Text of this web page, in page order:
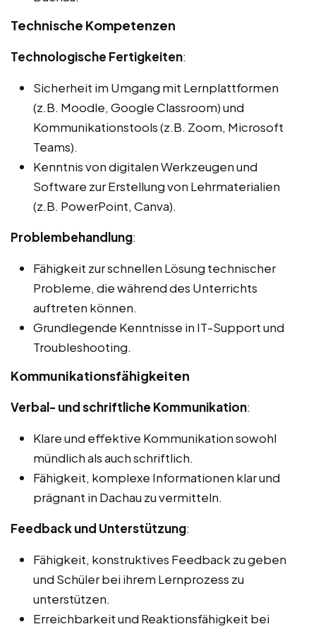
Technische Kompetenzen
Technologische Fertigkeiten:
Sicherheit im Umgang mit Lernplattformen
(z.B. Moodle, Google Classroom) und
Kommunikationstools (z.B. Zoom, Microsoft
Teams).
Kenntnis von digitalen Werkzeugen und
Software zur Erstellung von Lehrmaterialien
(z.B. PowerPoint, Canva).
Problembehandlung:
Fähigkeit zur schnellen Lösung technischer
Probleme, die während des Unterrichts
auftreten können.
Grundlegende Kenntnisse in IT-Support und
Troubleshooting.
Kommunikationsfähigkeiten
Verbal- und schriftliche Kommunikation:
Klare und effektive Kommunikation sowohl
mündlich als auch schriftlich.
Fähigkeit, komplexe Informationen klar und
prägnant in Dachau zu vermitteln.
Feedback und Unterstützung:
Fähigkeit, konstruktives Feedback zu geben
und Schüler bei ihrem Lernprozess zu
unterstützen.
Erreichbarkeit und Reaktionsfähigkeit bei